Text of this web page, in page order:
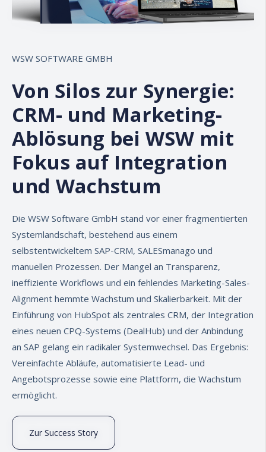
WSW SOFTWARE GMBH
Von Silos zur Synergie:
CRM- und Marketing-
Ablösung bei WSW mit
Fokus auf Integration
und Wachstum
Die WSW Software GmbH stand vor einer fragmentierten
Systemlandschaft, bestehend aus einem
selbstentwickeltem SAP-CRM, SALESmanago und
manuellen Prozessen. Der Mangel an Transparenz,
ineffiziente Workflows und ein fehlendes Marketing-Sales-
Alignment hemmte Wachstum und Skalierbarkeit. Mit der
Einführung von HubSpot als zentrales CRM, der Integration
eines neuen CPQ-Systems (DealHub) und der Anbindung
an SAP gelang ein radikaler Systemwechsel. Das Ergebnis:
Vereinfachte Abläufe, automatisierte Lead- und
Angebotsprozesse sowie eine Plattform, die Wachstum
ermöglicht.
Zur Success Story